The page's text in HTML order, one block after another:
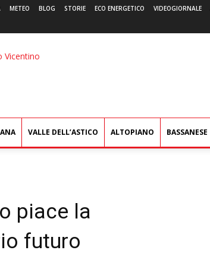
METEO BLOG STORIE ECO ENERGETICO VIDEOGIORNALE
L'Eco
VALLE DELL’ASTICO ALTOPIANO BASSANESE
piace la
futuro